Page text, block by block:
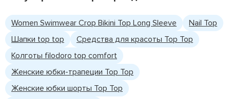
Women Swimwear Crop Bikini Top Long Sleeve
Nail Top
Шапки top top
Средства для красоты Top Top
Колготы filodoro top comfort
Женские юбки-трапеции Top Top
Женские юбки шорты Top Top